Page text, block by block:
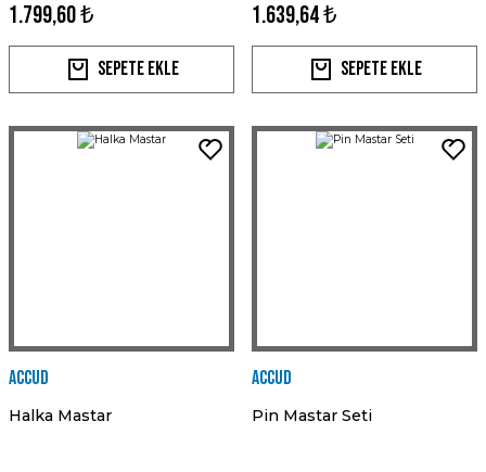
1.799,60 ₺
Sepete Ekle
1.639,64 ₺
Sepete Ekle
Accud
Halka Mastar
Accud
Pin Mastar Seti